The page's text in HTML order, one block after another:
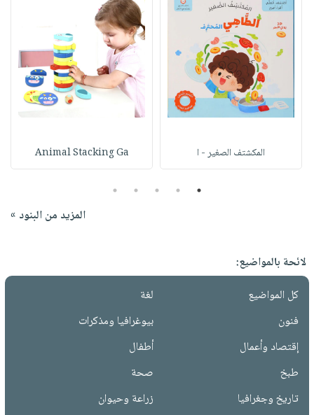
المكشتف الصغير - ا Animal Stacking Ga
1
2
3
4
5
المزيد من البنود »
لائحة بالمواضيع:
كل المواضيع
لغة
فنون
بيوغرافيا ومذكرات
إقتصاد وأعمال
أطفال
طبخ
صحة
تاريخ وجغرافيا
زراعة وحيوان